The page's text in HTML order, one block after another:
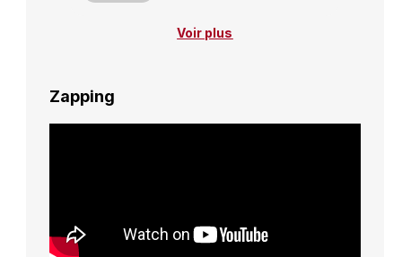
Voir plus
Zapping